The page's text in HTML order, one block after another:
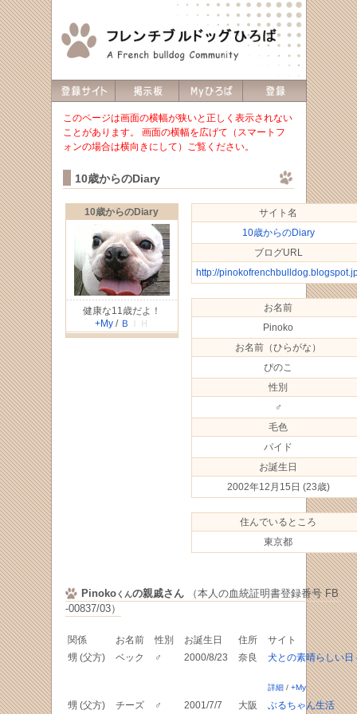
このページは画面の横幅が狭いと正しく表示されない
ことがあります。 画面の横幅を広げて（スマートフ
ォンの場合は横向きにして）ご覧ください。
10歳からのDiary
10歳からのDiary
健康な11歳だよ！
+My/ Ｂ ＩＨ
サイト名
10歳からのDiary
ブログURL
http://
お名前
Pinoko
お名前（ひらがな）
ぴのこ
性別
♂
毛色
パイド
お誕生日
2002年12月15日 (23歳)
住んでいるところ
東京都
Pinokoくんの親戚さん（本人の血統証明書登録番号 FB
-00837/03）
関係 お名前 性別 お誕生日 住所
サイト
甥 (父方)
ベック ♂ 2000/8/23 奈良 犬との素晴らしい日
詳細/ +My
甥 (父方) チーズ ♂ 2001/7/7 大阪 ぶるちゃん生活